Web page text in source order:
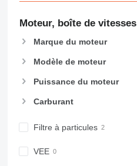
992
AP
CB
CS
F-series
IT
Moteur, boîte de vitesses
Marque du moteur
Modèle de moteur
Puissance du moteur
Carburant
Filtre à particules
VEE